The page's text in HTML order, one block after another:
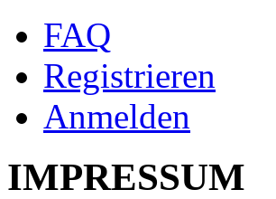
FAQ
Registrieren
Anmelden
IMPRESSUM